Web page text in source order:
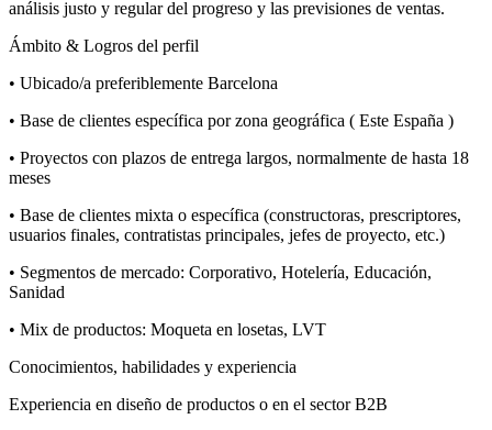
análisis justo y regular del progreso y las previsiones de ventas.
Ámbito & Logros del perfil
• Ubicado/a preferiblemente Barcelona
• Base de clientes específica por zona geográfica ( Este España )
• Proyectos con plazos de entrega largos, normalmente de hasta 18
meses
• Base de clientes mixta o específica (constructoras, prescriptores,
usuarios finales, contratistas principales, jefes de proyecto, etc.)
• Segmentos de mercado: Corporativo, Hotelería, Educación,
Sanidad
• Mix de productos: Moqueta en losetas, LVT
Conocimientos, habilidades y experiencia
Experiencia en diseño de productos o en el sector B2B